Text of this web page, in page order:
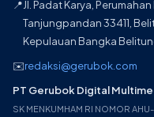
📍Jl. Padat Karya,
Tanjungpandan 33411,
Kepulauan Bangka
✉️redaksi@gerubok.com
PT Gerubok Digital
SK MENKUMHAM RI NOMOR